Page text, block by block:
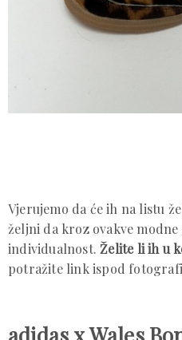
Vjerujemo da će ih na listu
željni da kroz ovakve
individualnost. Želite li ih u
potražite link ispod